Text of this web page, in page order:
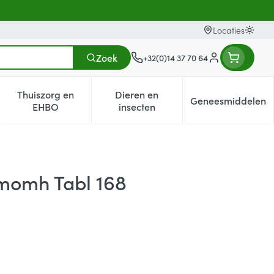
Locaties
Zoek +32(0)14 37 70 64
Klant menu
categorie
voor Natuur geneeskunde categorie
Thuiszorg en
EHBOToon submenu voor Thuiszorg en EHBO categorie
Dieren en
insecten
Toon submenu voor Dieren en
Geneesmiddelen
Toon
Tabl 168